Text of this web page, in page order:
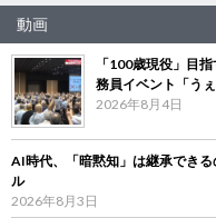
動画
「100歳現役」目
務員イベント「う
2026年8月4日
AI時代、「暗黙知」は継承でき
ル
2026年8月3日